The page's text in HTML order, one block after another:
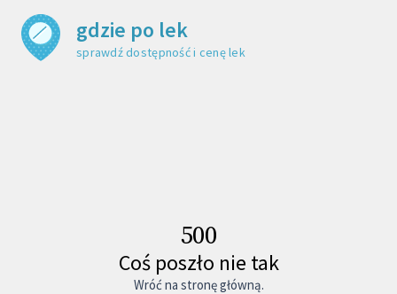
sprawdź dostępność i cenę leku
gdzie po lek
500
Coś poszło nie tak
Wróć na stronę główną.